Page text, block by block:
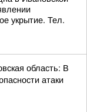
укрытие. Тел.
область: В
атаки